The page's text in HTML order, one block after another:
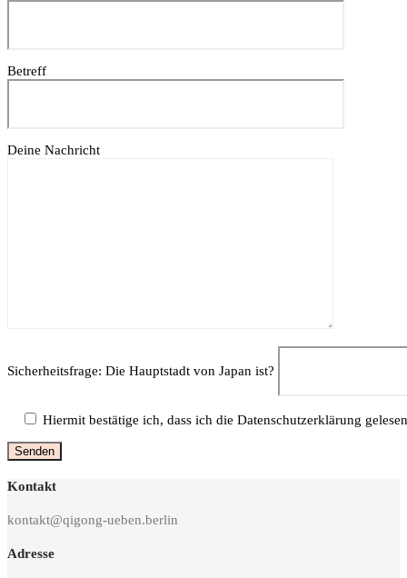
Betreff
Deine Nachricht
Sicherheitsfrage: Die Hauptstadt von Japan ist?
Hiermit bestätige ich, dass ich die Datenschutzerklärung
Kontakt
kontakt@qigong-ueben.berlin
Adresse